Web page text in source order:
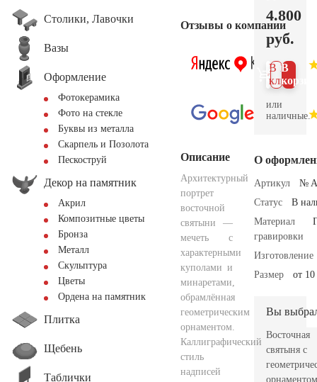
Столики, Лавочки
Вазы
Оформление
Фотокерамика
Фото на стекле
Буквы из металла
Скарпель и Позолота
Пескоструй
Декор на памятник
Акрил
Композитные цветы
Бронза
Металл
Скульптура
Цветы
Ордена на памятник
Плитка
Щебень
Таблички
Отзывы о компании
Описание
Архитектурный
портрет
восточной
святыни —
мечеть с
характерными
куполами и
минаретами,
обрамлённая
геометрическим
орнаментом.
Каллиграфический
стиль
надписей
4.800
руб.
В
В 1
клик
или
наличные.
О
Артикул
№
Статус
В
Материал
гравировки
Изготовление
Размер
от
Вы
Восточная
святыня с
орнаментом